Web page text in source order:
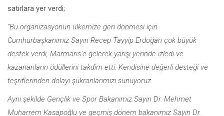
satırlara yer verdi;
“Bu organizasyonun ülkemize geri dönmesi için
Cumhurbaşkanımız Sayın Recep Tayyip Erdoğan çok büyük
destek verdi, Marmaris’e gelerek yarışı yerinde izledi ve
kazananların ödüllerini takdim etti. Kendisine değerli desteği ve
teşriflerinden dolayı şükranlarımızı sunuyoruz.
Aynı şekilde Gençlik ve Spor Bakanımız Sayın Dr. Mehmet
Muharrem Kasapoğlu ve geçmiş dönem bakanımız Sayın Dr.